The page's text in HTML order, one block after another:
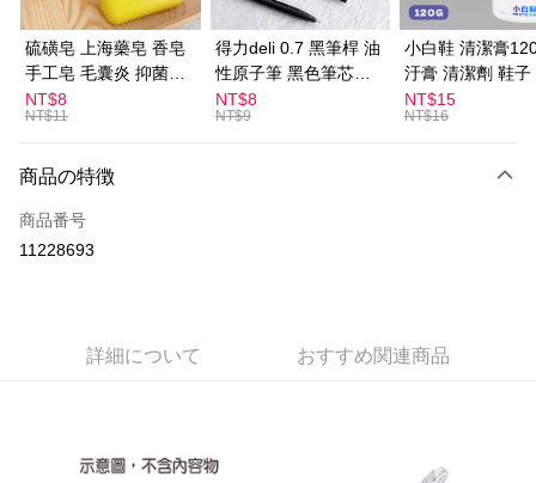
Easy Wallet
ATM払い
全家取貨付款
付款後全家取貨
配送毎にNT$60、NT$599以上で送料無料
硫磺皂 上海藥皂 香皂
手工皂 毛囊炎 抑菌除
蟎 清潔護膚 去油去痘
寵物皮膚病 狗狗貓咪
NT$8
NT$11
得力deli 0.7 黑筆桿 油
性原子筆 黑色筆芯
S304
NT$8
NT$9
小白鞋 清潔膏
汙膏 清潔劑 鞋子
漬 白皮鞋 鞋油
NT$15
NT$16
商品の特徴
商品番号
11228693
詳細について おすすめ関連商品